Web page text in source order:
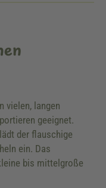
vielen, langen
geeignet.
der flauschige
ein. Das
bis mittelgroße